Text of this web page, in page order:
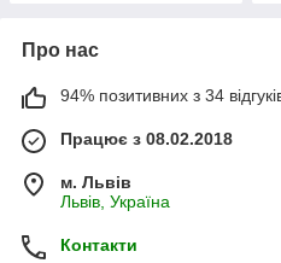
Про нас
94% позитивних з 34
Працює з 08.02.2018
м. Львів
Львів, Україна
Контакти